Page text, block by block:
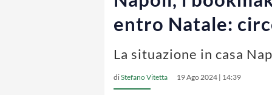
entro Natale:
La situazione in casa
diStefano Vitetta 19 Ago 2024 | 14:39